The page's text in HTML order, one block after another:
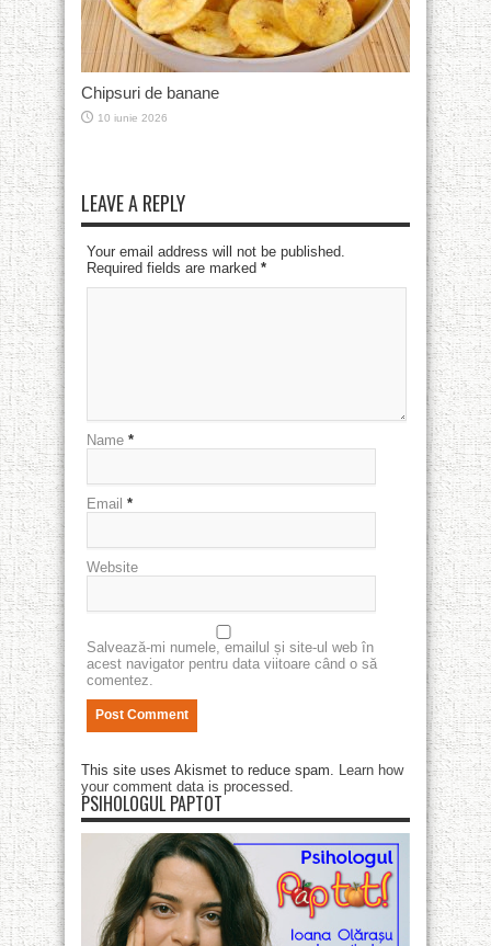
Chipsuri de banane
10 iunie 2026
LEAVE A REPLY
Your email address will not be published.
Required fields are marked *
Name *
Email *
Website
Salvează-mi numele, emailul și site-ul web în
acest navigator pentru data viitoare când o să
comentez.
This site uses Akismet to reduce spam.
Learn how
your comment data is processed
PSIHOLOGUL PAPTOT